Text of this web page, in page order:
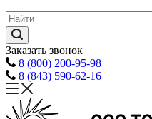
Заказать звонок
8 (800) 200-95-98
8 (843) 590-62-16